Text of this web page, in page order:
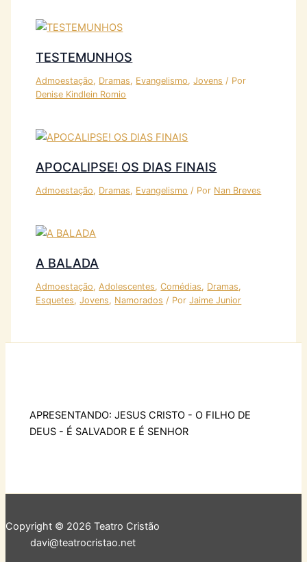
TESTEMUNHOS
Admoestação, Dramas, Evangelismo,Jovens / Por
Denise Kindlein Romio
APOCALIPSE! OS DIAS FINAIS
Admoestação, Dramas, Evangelismo / Por Nan Breves
A BALADA
Admoestação,Adolescentes,Comédias, Dramas,
Esquetes,Jovens, Namorados / PorJaime Junior
APRESENTANDO: JESUS CRISTO - O FILHO DE
DEUS - É SALVADOR E É SENHOR
Copyright © 2026 Teatro Cristão
davi@teatrocristao.net